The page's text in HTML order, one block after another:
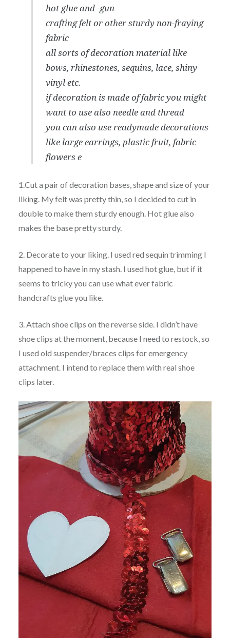
hot glue and -gun
crafting felt or other sturdy non-fraying
fabric
all sorts of decoration material like
bows, rhinestones, sequins, lace, shiny
vinyl etc.
if decoration is made of fabric you might
want to use also needle and thread
you can also use readymade decorations
like large earrings, plastic fruit, fabric
flowers e
1.Cut a pair of decoration bases, shape and size of your
liking. My felt was pretty thin, so I decided to cut in
double to make them sturdy enough. Hot glue also
makes the base pretty sturdy.
2. Decorate to your liking. I used red sequin trimming I
happened to have in my stash. I used hot glue, but if it
seems to tricky you can use what ever fabric
handcrafts glue you like.
3. Attach shoe clips on the reverse side. I didn’t have
shoe clips at the moment, because I need to restock, so
I used old suspender/braces clips for emergency
attachment. I intend to replace them with real shoe
clips later.